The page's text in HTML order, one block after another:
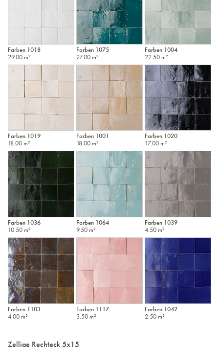
Farben 1018
29.00 m²
Farben 1075
27.00 m²
Farben 1004
22.50 m²
Farben 1019
18.00 m²
Farben 1001
18.00 m²
Farben 1020
17.00 m²
Farben 1036
10.50 m²
Farben 1064
9.50 m²
Farben 1039
4.50 m²
Farben 1103
4.00 m²
Farben 1117
3.50 m²
Farben 1042
2.50 m²
Zellige Rechteck 5x15